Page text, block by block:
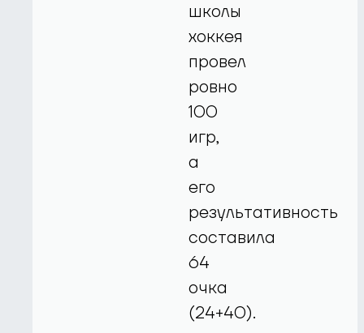
школы
хоккея
провел
ровно
100
игр,
а
его
результативность
составила
64
очка
(24+40).